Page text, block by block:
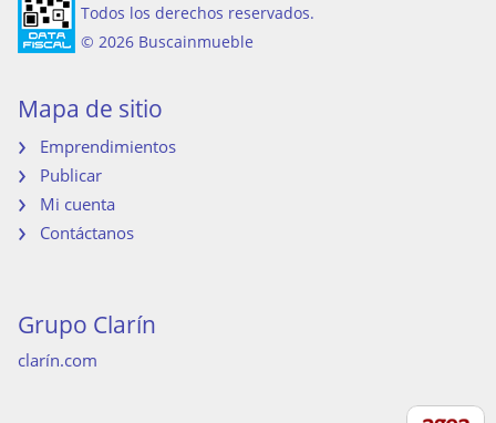
Todos los derechos reservados.
© 2026 Buscainmueble
Mapa de sitio
Emprendimientos
Publicar
Mi cuenta
Contáctanos
Grupo Clarín
clarín.com